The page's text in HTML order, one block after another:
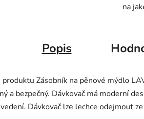
na
Popis
Zásobník na pěnové mýdlo
a bezpečný. Dávkovač má moderní
Dávkovač lze lechce odejmout